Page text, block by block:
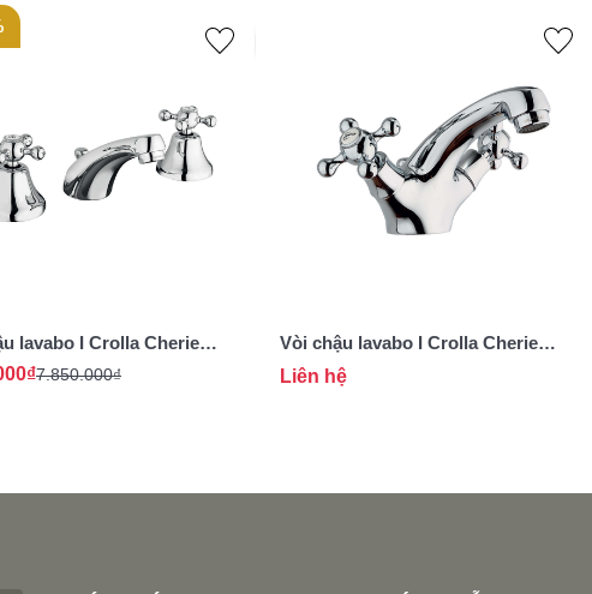
dàng vệ sinh
lavabo I Crolla Cherie
7.850.000₫
Vòi chậu lavabo I Crolla Cherie
1864CR
Liên hệ